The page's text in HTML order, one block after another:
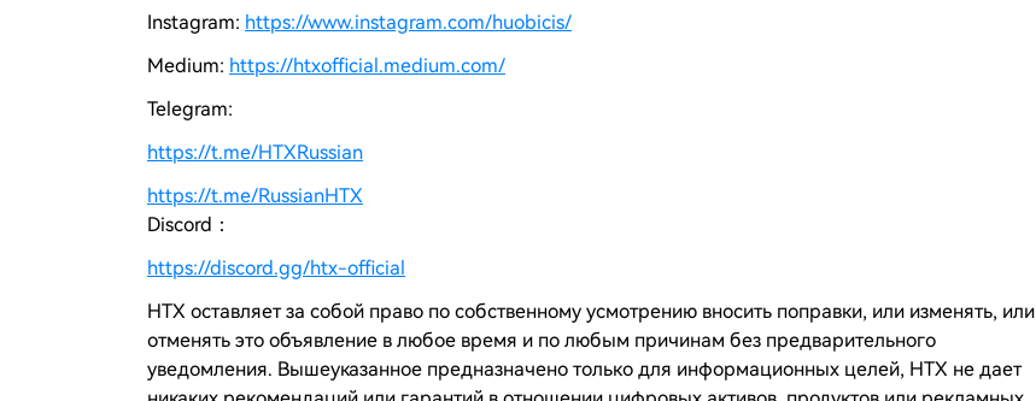
Instagram: https://www.instagram.com/huobicis/
Medium: https://htxofficial.medium.com/
Telegram:
https://t.me/HTXRussian
https://t.me/RussianHTX
Discord：
https://discord.gg/htx-official
HTX оставляет за собой право по собственному усмотрению вносить поправки, или изменять, или
отменять это объявление в любое время и по любым причинам без предварительного
уведомления. Вышеуказанное предназначено только для информационных целей, HTX не дает